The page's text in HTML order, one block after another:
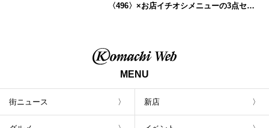
〈496〉×お店イチオシメニューの3点セッ
MENU
街ニュース 新店